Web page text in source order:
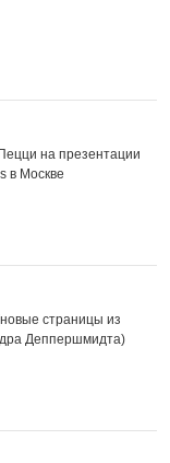
на презентации
в Москве
страницы из
Деппершмидта)